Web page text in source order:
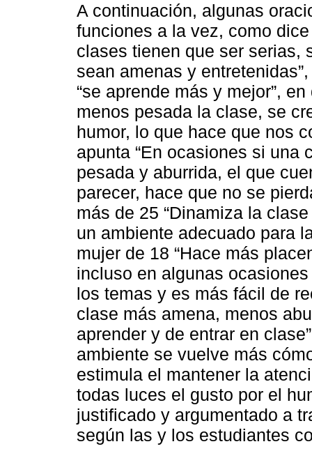
A continuación, algunas
funciones a la vez, como
clases tienen que ser serias,
sean amenas y
“se aprende más y mejor”,
menos pesada la clase, se
humor, lo que hace que nos
apunta “En ocasiones si una
pesada y aburrida, el que
parecer, hace que no se
más de 25 “Dinamiza la
un ambiente adecuado para
mujer de 18 “Hace más
incluso en algunas
los temas y es más fácil de
clase más amena, menos
aprender y de entrar en
ambiente se vuelve más
estimula el mantener la
todas luces el gusto por el
justificado y argumentado a
según las y los estudiantes